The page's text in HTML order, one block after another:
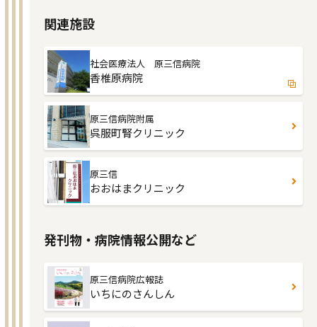
関連施設
社会医療法人 原三信病院
香椎原病院
原三信病院附属
呉服町腎クリニック
原三信
おおはまクリニック
発刊物・病院情報公開など
原三信病院広報誌
いちにのさんしん